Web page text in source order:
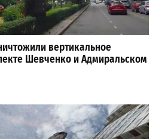
вертикальное
Шевченко и Адмиральском